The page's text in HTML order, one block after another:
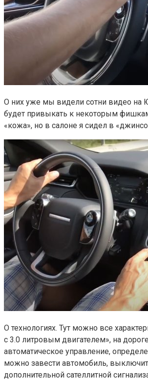
О них уже мы видели сотни видео на
будет привыкать к некоторым
«кожа», но в салоне я сидел в
О технологиях. Тут можно все
с 3.0 литровым двигателем», на
автоматическое управление,
можно завести автомобиль,
дополнительной сателлитной